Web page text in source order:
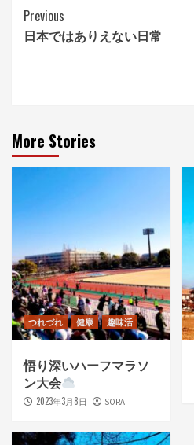
Continue
Reading
Previous
日本ではありえない日常
More Stories
つれづれ 健康 趣味活
悟り深いハーフマラソ
ン大会
2023年3月8日 SORA